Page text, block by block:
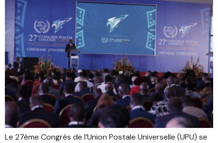
Le 27ème Congrès de l’Union Postale Universelle (UPU) se